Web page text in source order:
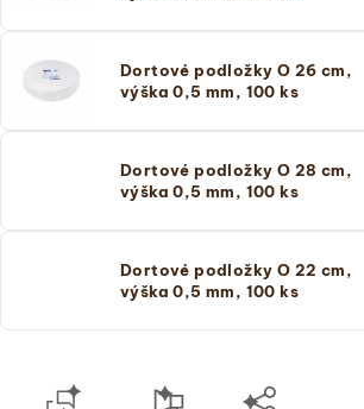
Dortové podložky O 26 cm,
výška 0,5 mm, 100 ks
Dortové podložky O 28 cm,
výška 0,5 mm, 100 ks
Dortové podložky O 22 cm,
výška 0,5 mm, 100 ks